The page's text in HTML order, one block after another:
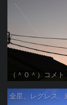
（＾０＾）コメト